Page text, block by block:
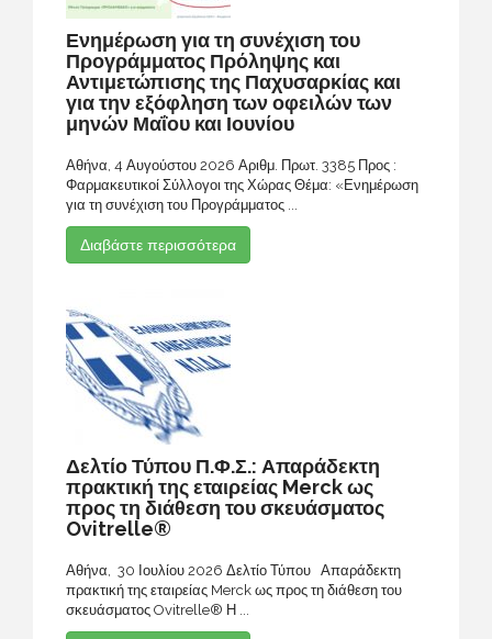
Ενημέρωση για τη συνέχιση του
Προγράμματος Πρόληψης και
Αντιμετώπισης της Παχυσαρκίας και
για την εξόφληση των οφειλών των
μηνών Μαΐου και Ιουνίου
Αθήνα, 4 Αυγούστου 2026 Αριθμ. Πρωτ. 3385 Προς :
Φαρμακευτικοί Σύλλογοι της Χώρας Θέμα: «Ενημέρωση
για τη συνέχιση του Προγράμματος ...
Διαβάστε περισσότερα
Δελτίο Τύπου Π.Φ.Σ.: Απαράδεκτη
πρακτική της εταιρείας Merck ως
προς τη διάθεση του σκευάσματος
Ovitrelle®
Αθήνα, 30 Ιουλίου 2026 Δελτίο Τύπου Απαράδεκτη
πρακτική της εταιρείας Merck ως προς τη διάθεση του
σκευάσματος Ovitrelle® Η ...